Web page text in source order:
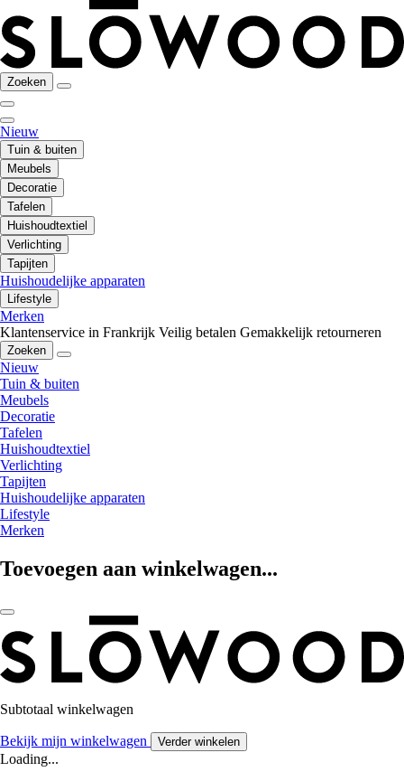
Zoeken
Nieuw
Tuin & buiten
Meubels
Decoratie
Tafelen
Huishoudtextiel
Verlichting
Tapijten
Huishoudelijke apparaten
Lifestyle
Merken
Klantenservice in Frankrijk Veilig betalen Gemakkelijk retourneren
Zoeken
Nieuw
Tuin & buiten
Meubels
Decoratie
Tafelen
Huishoudtextiel
Verlichting
Tapijten
Huishoudelijke apparaten
Lifestyle
Merken
Toevoegen aan winkelwagen...
Subtotaal winkelwagen
Bekijk mijn winkelwagen Verder winkelen
Loading...